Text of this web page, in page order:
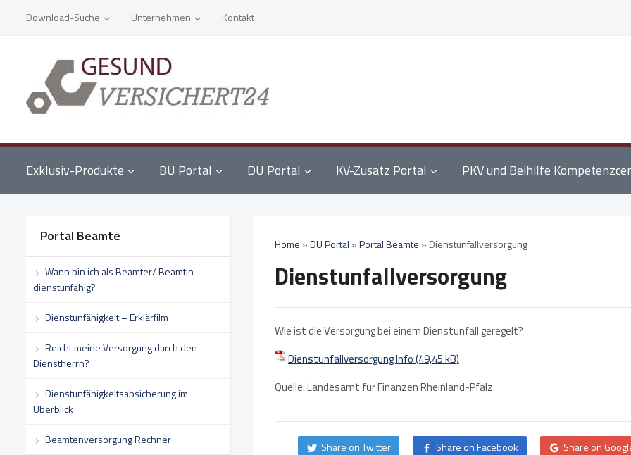
Download-Suche Unternehmen Kontakt
Exklusiv-Produkte BU Portal DU Portal KV-Zusatz Portal PKV und Beihilfe
Portal Beamte
Wann bin ich als Beamter/ Beamtin
dienstunfähig?
Dienstunfähigkeit – Erklärfilm
Reicht meine Versorgung durch den
Dienstherrn?
Dienstunfähigkeitsabsicherung im
Überblick
Beamtenversorgung Rechner
Home »DU Portal »Portal Beamte » Dienstunfallversorgung
Dienstunfallversorgung
Wie ist die Versorgung bei einem Dienstunfall geregelt?
Dienstunfallversorgung Info
Quelle: Landesamt für Finanzen Rheinland-Pfalz
Share on Twitter Share on Facebook Share on